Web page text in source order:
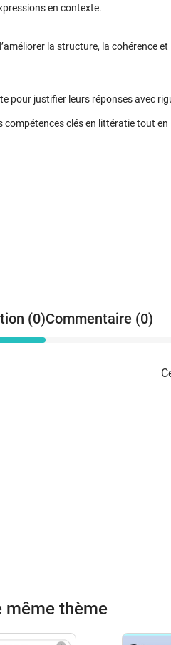
en contexte.
la structure, la cohérence et
pour justifier leurs réponses avec
clés en littératie tout en
(0)Commentaire (0)
même thème